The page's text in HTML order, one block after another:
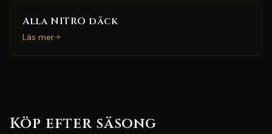
Alla NITRO däck
Läs mer
Köp efter säsong